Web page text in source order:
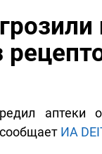
аптеки
ИА